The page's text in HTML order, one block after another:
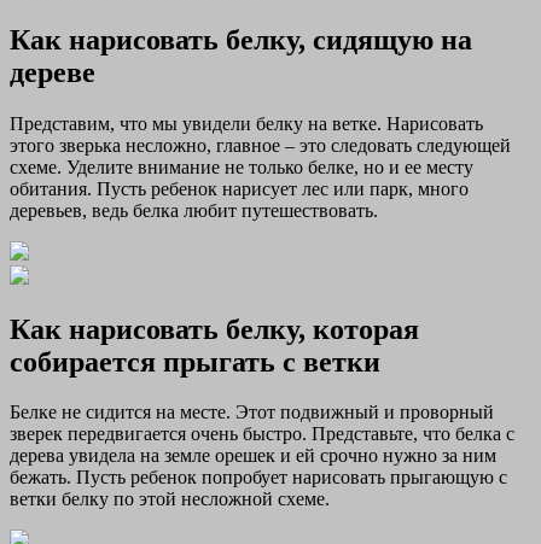
Как нарисовать белку, сидящую на
дереве
Представим, что мы увидели белку на ветке. Нарисовать
этого зверька несложно, главное – это следовать следующей
схеме. Уделите внимание не только белке, но и ее месту
обитания. Пусть ребенок нарисует лес или парк, много
деревьев, ведь белка любит путешествовать.
Как нарисовать белку, которая
собирается прыгать с ветки
Белке не сидится на месте. Этот подвижный и проворный
зверек передвигается очень быстро. Представьте, что белка с
дерева увидела на земле орешек и ей срочно нужно за ним
бежать. Пусть ребенок попробует нарисовать прыгающую с
ветки белку по этой несложной схеме.